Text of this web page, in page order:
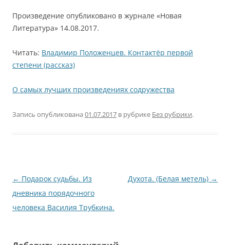
Произведение опубликовано в журнале «Новая
Литература» 14.08.2017.
Читать: Владимир Положенцев. Контактёр первой
степени (рассказ)
О самых лучших произведениях содружества
Запись опубликована 01.07.2017 в рубрике Без рубрики.
Навигация
по
записям
← Подарок судьбы. Из
дневника порядочного
человека Василия Трубкина.
Духота. (Белая метель) →